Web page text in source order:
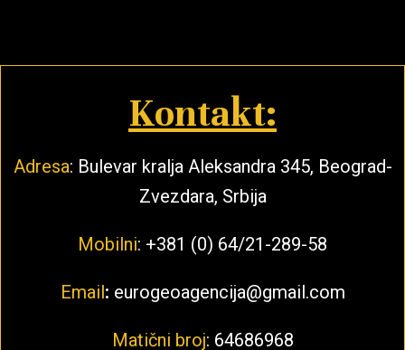
Kontakt:
Adresa: Bulevar kralja Aleksandra 345, Beograd-
Zvezdara, Srbija
Mobilni: +381 (0) 64/21-289-58
Email: eurogeoagencija@gmail.com
Matični broj: 64686968